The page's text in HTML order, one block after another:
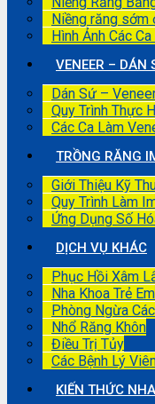
Niềng răng sớm
Hình Ảnh Các
VENEER – DÁN
Dán Sứ –
Quy Trình Thực
Các Ca Làm
TRỒNG RĂNG
Giới Thiệu Kỹ
Quy Trình Làm
Ứng Dụng Số
DỊCH VỤ KHÁC
Phục Hồi Xâm
Nha Khoa Trẻ Em
Phòng Ngừa
Nhổ Răng Khôn
Điều Trị Tủy
Các Bệnh Lý
KIẾN THỨC